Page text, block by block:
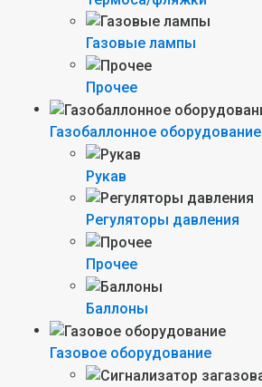
Газовые лампы
Прочее
Газобаллонное оборудование
Рукав
Регуляторы давления
Прочее
Баллоны
Газовое оборудование